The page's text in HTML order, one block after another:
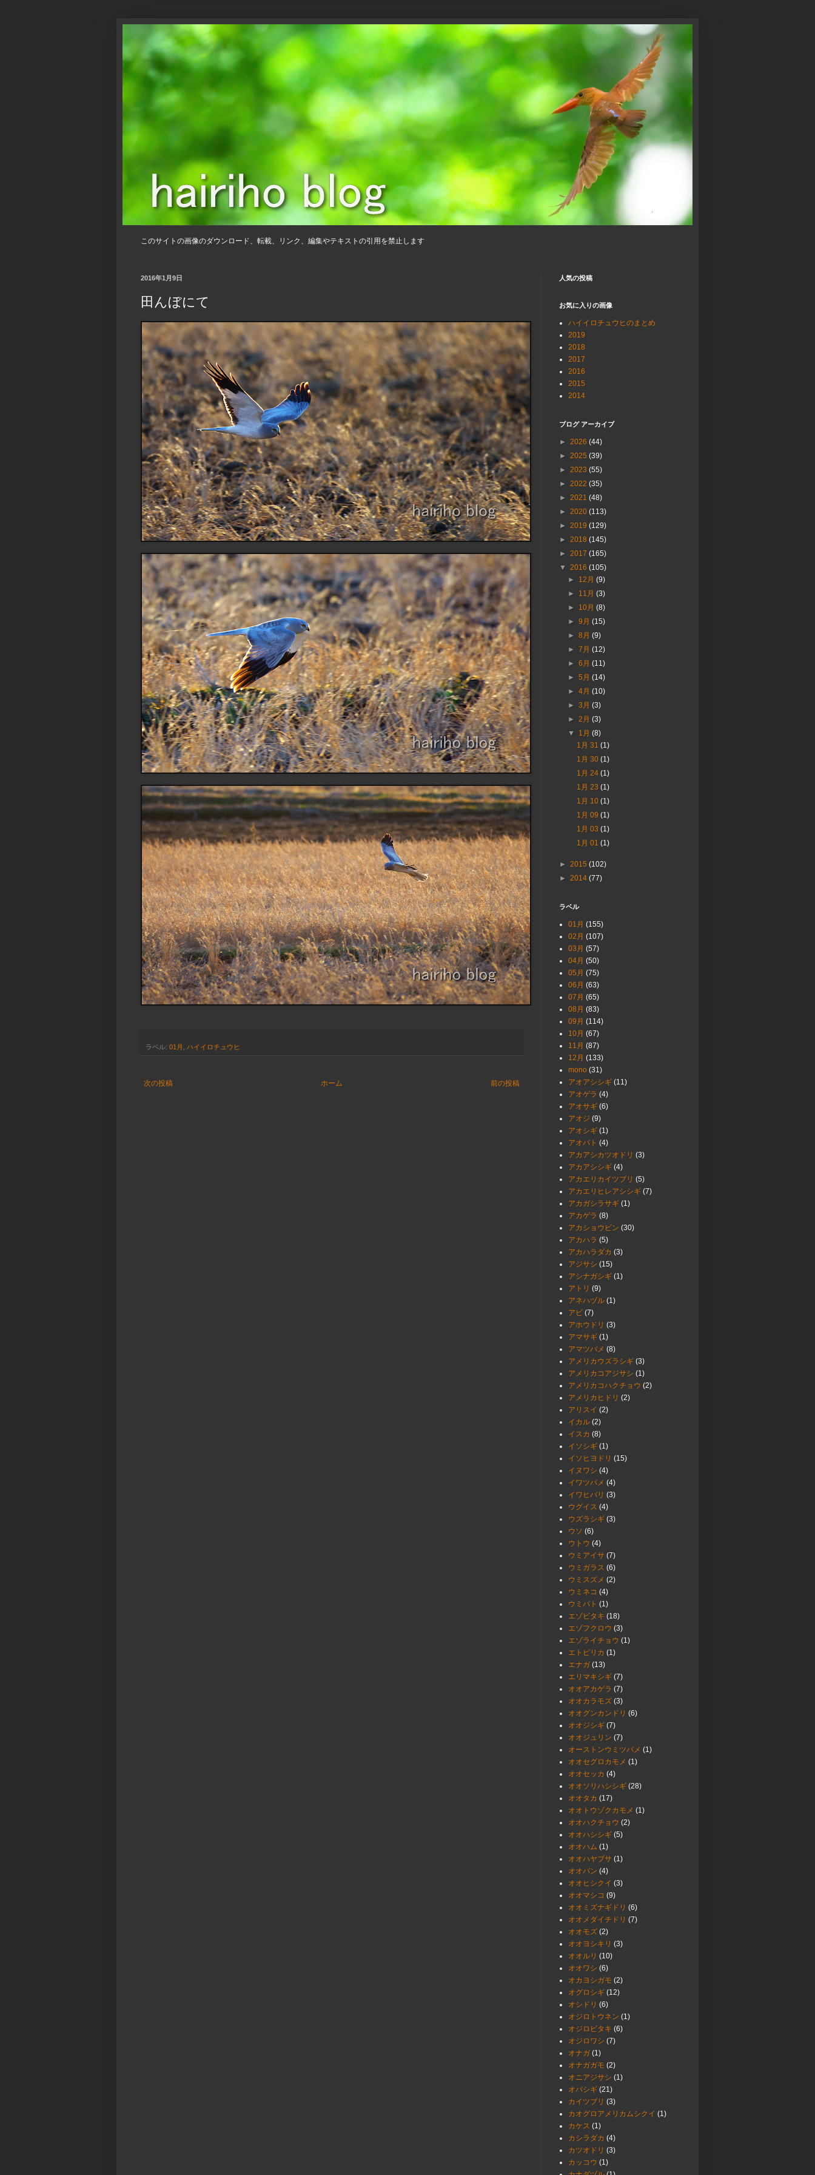
このサイトの画像のダウンロード、転載、リンク、編集やテキストの引用を禁止します
2016年1月9日
田んぼにて
ラベル: 01月 ハイイロチュウヒ
次の投稿 前の投稿
ホーム
人気の投稿
お気に入りの画像
ハイイロチュウヒのまとめ
2019
2018
2017
2016
2015
2014
ブログ アーカイブ
► 2026 (44)
► 2025 (39)
► 2023 (55)
► 2022 (35)
► 2021 (48)
► 2020 (113)
► 2019 (129)
► 2018 (145)
► 2017 (165)
▼ 2016 (105)
► 12月(9)
► 11月(3)
► 10月(8)
►9月(15)
►8月(9)
►7月(12)
►6月(11)
►5月(14)
►4月(10)
►3月(3)
►2月(3)
▼ 1月(8)
1月 31 (1)
1月 30 (1)
1月 24 (1)
1月 23 (1)
1月 10 (1)
1月 09 (1)
1月 03 (1)
1月 01 (1)
► 2015 (102)
► 2014 (77)
ラベル
01月 (155)
02月 (107)
03月 (57)
04月 (50)
05月 (75)
06月 (63)
07月 (65)
08月 (83)
09月 (114)
10月 (67)
11月 (87)
12月 (133)
mono (31)
アオアシシギ (11)
アオゲラ (4)
アオサギ (6)
アオジ (9)
アオシギ (1)
アオバト (4)
アカアシカツオドリ (3)
アカアシシギ (4)
アカエリカイツブリ (5)
アカエリヒレアシシギ (7)
アカガシラサギ (1)
アカゲラ (8)
アカショウビン (30)
アカハラ (5)
アカハラダカ (3)
アジサシ (15)
アシナガシギ (1)
アトリ (9)
アネハヅル (1)
アビ (7)
アホウドリ (3)
アマサギ (1)
アマツバメ (8)
アメリカウズラシギ (3)
アメリカコアジサシ (1)
アメリカコハクチョウ (2)
アメリカヒドリ (2)
アリスイ (2)
イカル (2)
イスカ (8)
イソシギ (1)
イソヒヨドリ (15)
イヌワシ (4)
イワツバメ (4)
イワヒバリ (3)
ウグイス (4)
ウズラシギ (3)
ウソ (6)
ウトウ (4)
ウミアイサ (7)
ウミガラス (6)
ウミスズメ (2)
ウミネコ (4)
ウミバト (1)
エゾビタキ (18)
エゾフクロウ (3)
エゾライチョウ (1)
エトピリカ (1)
エナガ (13)
エリマキシギ (7)
オオアカゲラ (7)
オオカラモズ (3)
オオグンカンドリ (6)
オオジシギ (7)
オオジュリン (7)
オーストンウミツバメ (1)
オオセグロカモメ (1)
オオセッカ (4)
オオソリハシシギ (28)
オオタカ (17)
オオトウゾクカモメ (1)
オオハクチョウ (2)
オオハシシギ (5)
オオハム (1)
オオハヤブサ (1)
オオバン (4)
オオヒシクイ (3)
オオマシコ (9)
オオミズナギドリ (6)
オオメダイチドリ (7)
オオモズ (2)
オオヨシキリ (3)
オオルリ (10)
オオワシ (6)
オカヨシガモ (2)
オグロシギ (12)
オシドリ (6)
オジロトウネン (1)
オジロビタキ (6)
オジロワシ (7)
オナガ (1)
オナガガモ (2)
オニアジサシ (1)
オバシギ (21)
カイツブリ (3)
カオグロアメリカムシクイ (1)
カケス (1)
カシラダカ (4)
カツオドリ (3)
カッコウ (1)